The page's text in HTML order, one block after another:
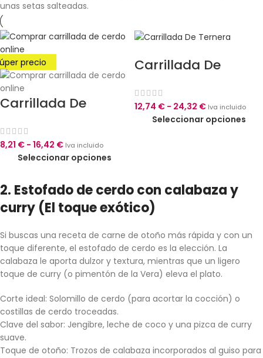
unas setas salteadas.
precio
Carrillada De
8,21 € - 16,42 € Iva incluido
Seleccionar opciones
Carrillada De
12,74 € - 24,32 € Iva incluido
Seleccionar opciones
2. Estofado de cerdo con calabaza y
curry (El toque exótico)
Si buscas una receta de carne de otoño más rápida y con un
toque diferente, el estofado de cerdo es la elección. La
calabaza le aporta dulzor y textura, mientras que un ligero
toque de curry (o pimentón de la Vera) eleva el plato.
Corte ideal: Solomillo de cerdo (para acortar la cocción) o
costillas de cerdo troceadas.
Clave del sabor: Jengibre, leche de coco y una pizca de curry
suave.
Toque de otoño: Trozos de calabaza incorporados al guiso para